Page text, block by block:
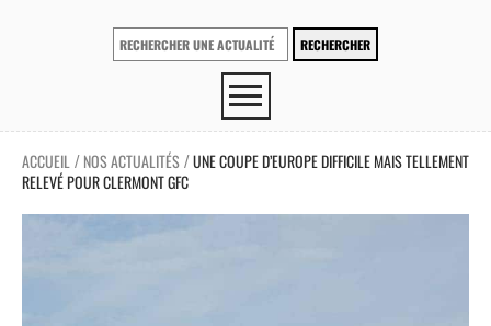
ACCUEIL / NOS ACTUALITÉS /UNE COUPE D’EUROPE DIFFICILE MAIS TELLEMENT
RELEVÉ POUR CLERMONT GFC